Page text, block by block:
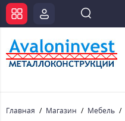
Главная Магазин Мебель